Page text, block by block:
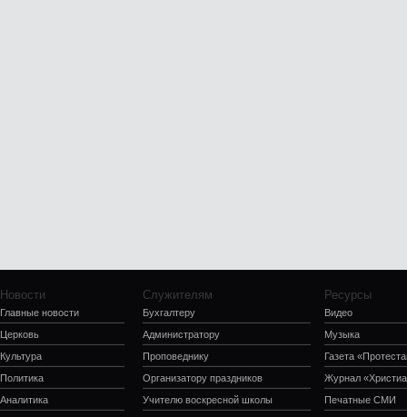
Новости
Главные новости
Церковь
Культура
Политика
Аналитика
Служителям
Бухгалтеру
Администратору
Проповеднику
Организатору праздников
Учителю воскресной школы
Ресурсы
Видео
Музыка
Газета
Журнал
Печатные СМИ